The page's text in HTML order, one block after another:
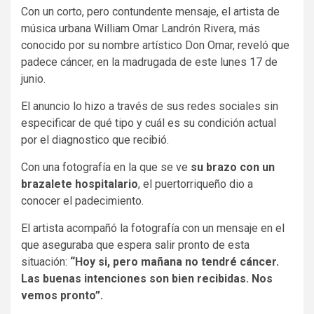
Con un corto, pero contundente mensaje, el artista de
música urbana William Omar Landrón Rivera, más
conocido por su nombre artístico Don Omar, reveló que
padece cáncer, en la madrugada de este lunes 17 de
junio.
El anuncio lo hizo a través de sus redes sociales sin
especificar de qué tipo y cuál es su condición actual
por el diagnostico que recibió.
Con una fotografía en la que se ve su brazo con un
brazalete hospitalario, el puertorriqueño dio a
conocer el padecimiento.
El artista acompañó la fotografía con un mensaje en el
que aseguraba que espera salir pronto de esta
situación: “Hoy si, pero mañana no tendré cáncer.
Las buenas intenciones son bien recibidas. Nos
vemos pronto”.